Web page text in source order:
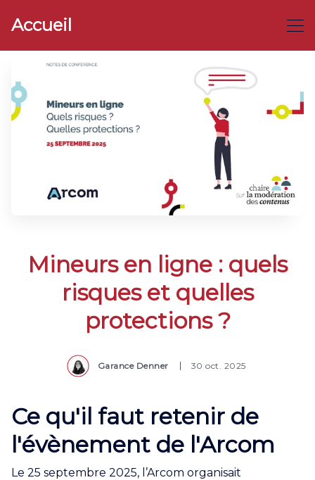
Accueil
Mineurs en ligne : quels
risques et quelles
protections ?
Garance Denner 30 oct. 2025
Ce qu'il faut retenir de
l'évènement de l'Arcom
Le 25 septembre 2025, l’Arcom organisait